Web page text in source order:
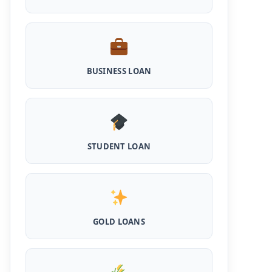
Shilpi Samridhi Loan Scheme: इस सरकारी
योजना से गरीबों को मिलता है 50 हजार से 5 लाख तक का
लोन, लगता है कम ब्याज और 50% सब्सिडी
दुधारू पशु के लिए प्रोत्साहन राशि योजना शुरू, अब भैस
महिलाओं को बिना गारंटी और बिना ब्याज के मिलेगा ₹3 लाख
तक का लोन, 50% राशि वापिस करनी होती है जमा
Pashupalan Kisan Credit Card: पशुपालकों के
लिए बड़ी खुशखबरी, इस स्कीम से बिना गारंटी पाएं 2 लाख
है पुरे 50 हजार तक का लोन, ना सिबिल ना इनकम प्रूफ
BUSINESS LOAN
STUDENT LOAN
GOLD LOANS